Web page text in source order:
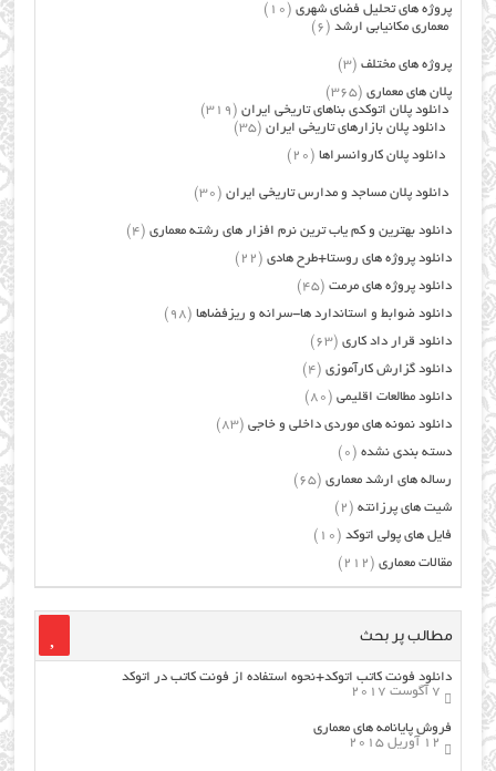
پروژه های تحلیل فضای شهری (10)
معماری مکانیابی ارشد (6)
پروژه های مختلف (3)
پلان های معماری (365)
دانلود پلان اتوکدی بناهای تاریخی ایران (319)
دانلود پلان بازارهای تاریخی ایران (35)
دانلود پلان کاروانسراها (20)
دانلود پلان مساجد و مدارس تاریخی ایران (30)
دانلود بهترین و کم یاب ترین نرم افزار های رشته معماری (4)
دانلود پروژه های روستا+طرح هادی (22)
دانلود پروژه های مرمت (45)
دانلود ضوابط و استاندارد ها-سرانه و ریزفضاها (98)
دانلود قرار داد کاری (63)
دانلود گزارش کارآموزی (4)
دانلود مطالعات اقلیمی (80)
دانلود نمونه های موردی داخلی و خاجی (83)
دسته بندی نشده (0)
رساله های ارشد معماری (65)
شیت های پرزانته (2)
فایل های پولی اتوکد (10)
مقالات معماری (212)
مطالب پر بحث
دانلود فونت کاتب اتوکد+نحوه استفاده از فونت کاتب در اتوکد
7 آگوست 2017
فروش پایانامه های معماری
12 آوریل 2015